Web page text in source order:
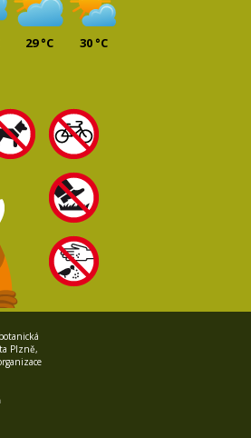
29 °C 30 °C
Plzně,